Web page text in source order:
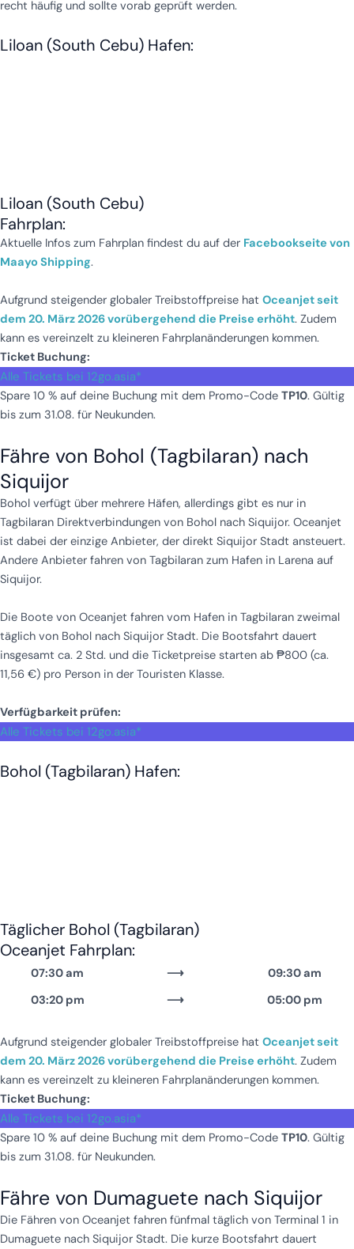
recht häufig und sollte vorab geprüft werden.
Liloan (South Cebu) Hafen:
Liloan (South Cebu)
Fahrplan:
Aktuelle Infos zum Fahrplan findest du auf der Facebookseite von
Maayo Shipping.
Aufgrund steigender globaler Treibstoffpreise hat Oceanjet seit
dem 20. März 2026 vorübergehend die Preise erhöht. Zudem
kann es vereinzelt zu kleineren Fahrplanänderungen kommen.
Ticket Buchung:
Alle Tickets bei 12go.asia*
Spare 10 % auf deine Buchung mit dem Promo-Code TP10. Gültig
bis zum 31.08. für Neukunden.
Fähre von Bohol (Tagbilaran) nach
Siquijor
Bohol verfügt über mehrere Häfen, allerdings gibt es nur in
Tagbilaran Direktverbindungen von Bohol nach Siquijor. Oceanjet
ist dabei der einzige Anbieter, der direkt Siquijor Stadt ansteuert.
Andere Anbieter fahren von Tagbilaran zum Hafen in Larena auf
Siquijor.
Die Boote von Oceanjet fahren vom Hafen in Tagbilaran zweimal
täglich von Bohol nach Siquijor Stadt. Die Bootsfahrt dauert
insgesamt ca. 2 Std. und die Ticketpreise starten ab ₱800 (ca.
11,56 €) pro Person in der Touristen Klasse.
Verfügbarkeit prüfen:
Alle Tickets bei 12go.asia*
Bohol (Tagbilaran) Hafen:
Täglicher Bohol (Tagbilaran)
Oceanjet Fahrplan:
07:30 am ⟶
09:30 am
03:20 pm
⟶ 05:00 pm
Aufgrund steigender globaler Treibstoffpreise hat Oceanjet seit
dem 20. März 2026 vorübergehend die Preise erhöht. Zudem
kann es vereinzelt zu kleineren Fahrplanänderungen kommen.
Ticket Buchung:
Alle Tickets bei 12go.asia*
Spare 10 % auf deine Buchung mit dem Promo-Code TP10. Gültig
bis zum 31.08. für Neukunden.
Fähre von Dumaguete nach Siquijor
Die Fähren von Oceanjet fahren fünfmal täglich von Terminal 1 in
Dumaguete nach Siquijor Stadt. Die kurze Bootsfahrt dauert